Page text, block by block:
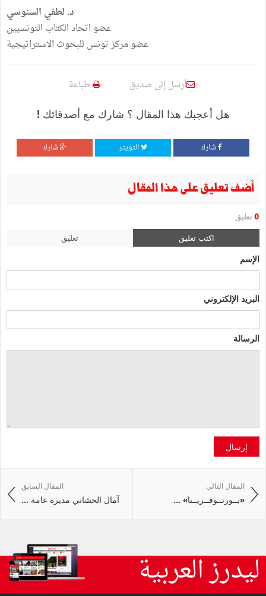
د. لطفي السنوسي
عضو اتحاد الكتاب التونسيين
عضو مركز تونس للبحوث الاستراتيجية
أرسل إلى صديق طباعة
هل أعجبك هذا المقال ؟ شارك مع أصدقائك !
شارك التويتر شارك
أضف تعليق على هذا المقال
0 تعليق
اكتب تعليق تعليق
الإسم
البريد الإلكتروني
الرسالة
إرسال
المقال السابق
آمال الحشاني مديرة عامة ...
المقال التالي
«بــورتــوفــريــنا» ...
ليدرز العربية